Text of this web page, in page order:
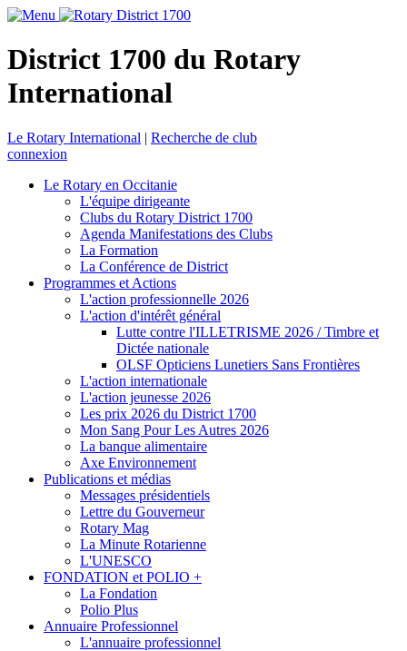
District 1700 du Rotary
International
Le Rotary International | Recherche de club
connexion
Le Rotary en Occitanie
L'équipe dirigeante
Clubs du Rotary District 1700
Agenda Manifestations des Clubs
La Formation
La Conférence de District
Programmes et Actions
L'action professionnelle 2026
L'action d'intérêt général
Lutte contre l'ILLETRISME 2026 / Timbre et
Dictée nationale
OLSF Opticiens Lunetiers Sans Frontières
L'action internationale
L'action jeunesse 2026
Les prix 2026 du District 1700
Mon Sang Pour Les Autres 2026
La banque alimentaire
Axe Environnement
Publications et médias
Messages présidentiels
Lettre du Gouverneur
Rotary Mag
La Minute Rotarienne
L'UNESCO
FONDATION et POLIO +
La Fondation
Polio Plus
Annuaire Professionnel
L'annuaire professionnel